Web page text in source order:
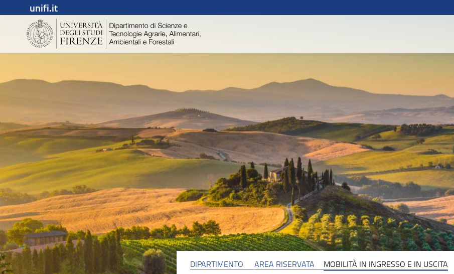
unifi.it
DIPARTIMENTO AREA RISERVATA MOBILITÀ IN INGRESSO E IN USCITA